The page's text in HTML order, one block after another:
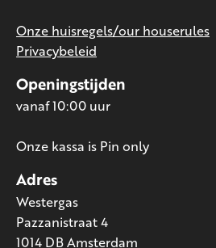
Adres
Westergas
Pazzanistraat 4
1014 DB Amsterdam
Openingstijden
vanaf 10:00 uur
Onze kassa is Pin only
Onze huisregels/our houserules
Privacybeleid